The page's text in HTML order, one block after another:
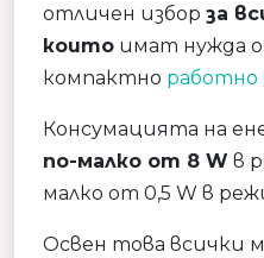
отличен избор за
които имат нужда
компактно работно
Консумацията на
по-малко от 8 W в
малко от 0,5 W в
Освен това всички